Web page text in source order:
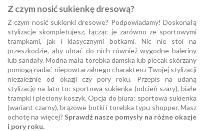
Z czym nosić sukienkę dresową?
Z czym nosić sukienki dresowe? Podpowiadamy! Doskonałą
stylizacje skompletujesz, łącząc je zarówno ze sportowymi
trampkami, jak i klasycznymi botkami. Nic nie stoi na
przeszkodzie, aby ubrać do nich również wygodne baleriny
lub sandały. Modna mała torebka damska lub plecak skórzany
pomogą nadać niepowtarzalnego charakteru Twojej stylizacji
niezależnie od okazji czy pory roku. Przepis na udaną
stylizację na lato to: sportowa sukienka (odcień szary), białe
trampki i pleciony koszyk. Opcja do biura: sportowa sukienka
(wariant czarny), brązowe botki i torebka typu shopper. Masz
ochotę na więcej? Sprawdź nasze pomysły na różne okazje
i pory roku.